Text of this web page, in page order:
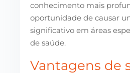
conhecimento mais
oportunidade de causar
significativo em áreas
de saúde.
Vantagens de